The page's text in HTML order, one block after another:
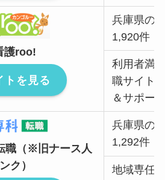
護roo!
トを見る
兵庫県の
1,920件
利用者満
職サイト
＆サポー
職（※旧ナース人
ク）
兵庫県の
1,292件
地域専任